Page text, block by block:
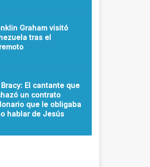
Graham visitó
tras el
Bracy: El cantante que
un contrato
que le obligaba
hablar de Jesús